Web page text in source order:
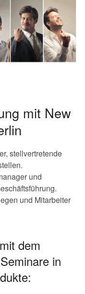
mit New
stellvertretende
und
und Mitarbeiter
dem
in